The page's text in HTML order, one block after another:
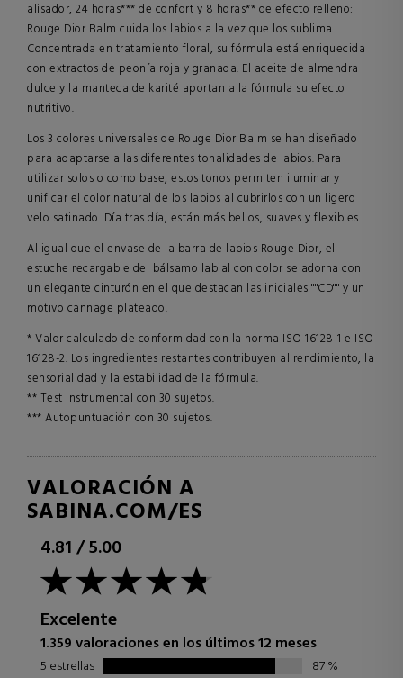
alisador, 24 horas*** de confort y 8 horas** de efecto relleno:
Rouge Dior Balm cuida los labios a la vez que los sublima.
Concentrada en tratamiento floral, su fórmula está enriquecida
con extractos de peonía roja y granada. El aceite de almendra
dulce y la manteca de karité aportan a la fórmula su efecto
nutritivo.
Los 3 colores universales de Rouge Dior Balm se han diseñado
para adaptarse a las diferentes tonalidades de labios. Para
utilizar solos o como base, estos tonos permiten iluminar y
unificar el color natural de los labios al cubrirlos con un ligero
velo satinado. Día tras día, están más bellos, suaves y flexibles.
Al igual que el envase de la barra de labios Rouge Dior, el
estuche recargable del bálsamo labial con color se adorna con
un elegante cinturón en el que destacan las iniciales ""CD"" y un
motivo cannage plateado.
* Valor calculado de conformidad con la norma ISO 16128-1 e ISO
16128-2. Los ingredientes restantes contribuyen al rendimiento, la
sensorialidad y la estabilidad de la fórmula.
** Test instrumental con 30 sujetos.
*** Autopuntuación con 30 sujetos.
VALORACIÓN A
SABINA.COM/ES
4.81/5.00
Excelente
1.359 valoraciones en los últimos 12 meses
5 estrellas 87%